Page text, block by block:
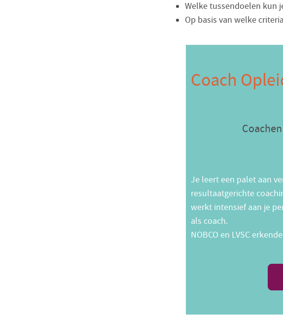
Welke tussendoelen kun
Op basis van welke
Coach
Je leert een palet aan
resultaatgerichte
werkt intensief aan je
als coach.
NOBCO en LVSC